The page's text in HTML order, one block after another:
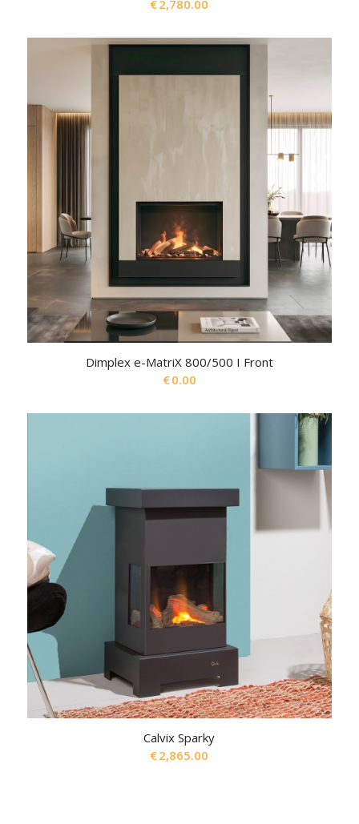
€2,780.00
Dimplex e-MatriX 800/500 I Front
€0.00
Calvix Sparky
€2,865.00